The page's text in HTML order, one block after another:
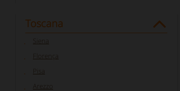
Toscana
Siena
Florença
Pisa
Arezzo